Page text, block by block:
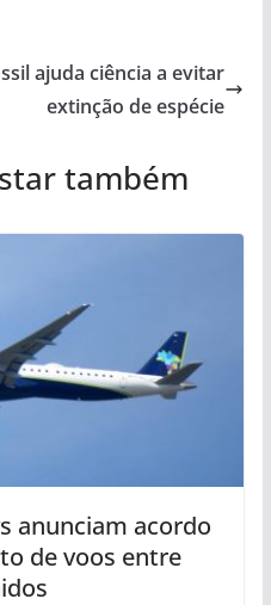
ajuda ciência a evitar
extinção de espécie
também
anunciam acordo
de voos entre